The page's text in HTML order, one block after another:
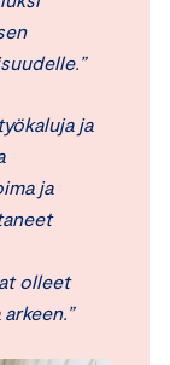
ja
ja
olleet